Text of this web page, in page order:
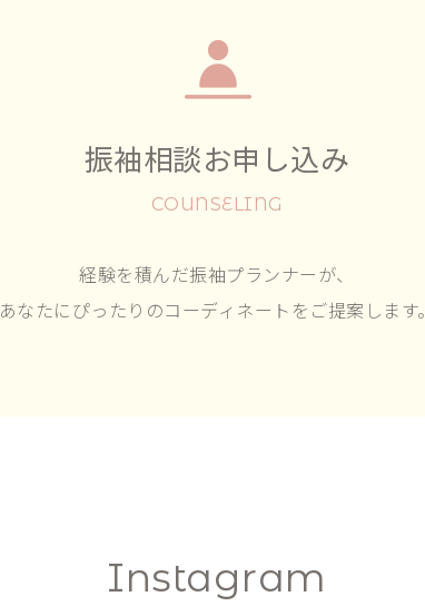
振袖相談お申し込み
COUNSELING
経験を積んだ振袖プランナーが、
あなたにぴったりのコーディネートをご提案します。
Instagram